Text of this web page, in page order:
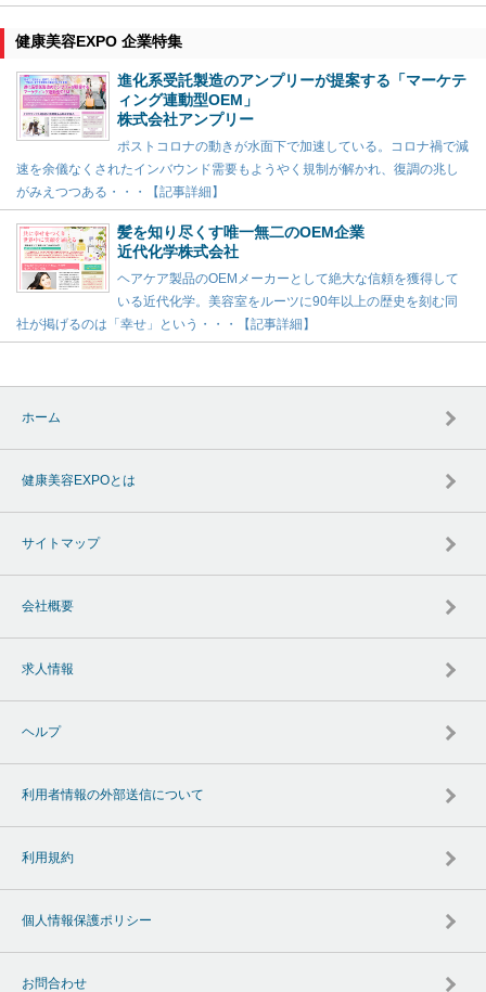
健康美容EXPO 企業特集
進化系受託製造のアンプリーが提案する「マーケテ
ィング連動型OEM」
株式会社アンプリー
ポストコロナの動きが水面下で加速している。コロナ禍で減
速を余儀なくされたインバウンド需要もようやく規制が解かれ、復調の兆し
がみえつつある・・・【記事詳細】
髪を知り尽くす唯一無二のOEM企業
近代化学株式会社
ヘアケア製品のOEMメーカーとして絶大な信頼を獲得して
いる近代化学。美容室をルーツに90年以上の歴史を刻む同
社が掲げるのは「幸せ」という・・・【記事詳細】
ホーム
健康美容EXPOとは
サイトマップ
会社概要
求人情報
ヘルプ
利用者情報の外部送信について
利用規約
個人情報保護ポリシー
お問合わせ